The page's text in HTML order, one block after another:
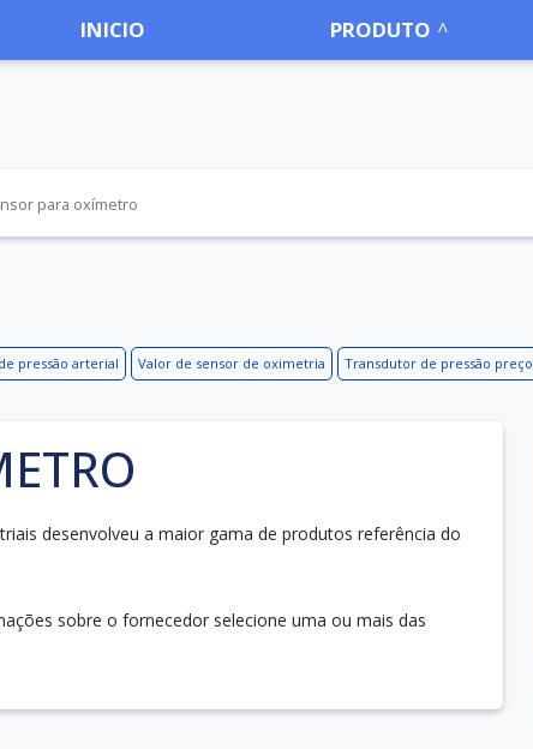
INICIO PRODUTO
para oxímetro
pressão arterial Valor de sensor de oximetria Transdutor de pressão preço
desenvolveu a maior gama de produtos referência do
sobre o fornecedor selecione uma ou mais das